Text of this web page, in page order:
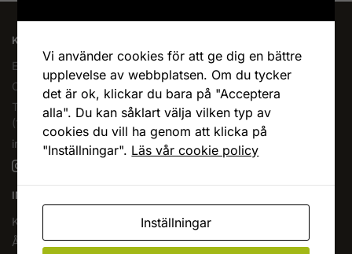
KAFFEOCHTE.SE
En del av Novodesign AB
Org.nr. 556790-1235
Tel.
08-400 209 60
(10-17 mån-fre)
info@kaffeochte.se
INFORMATION
Köpvillkor
Ångra köp
Vi använder cookies för att ge dig en bättre
upplevelse av webbplatsen. Om du tycker
det är ok, klickar du bara på "Acceptera
alla". Du kan såklart välja vilken typ av
cookies du vill ha genom att klicka på
"Inställningar". Läs vår cookie policy
Inställningar